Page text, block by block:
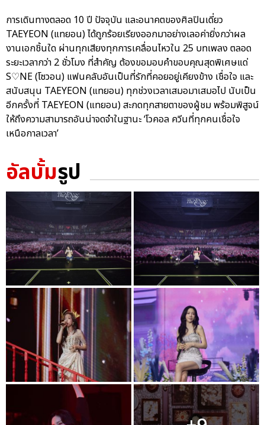
การเดินทางตลอด 10 ปี ปัจจุบัน และอนาคตของศิลปินเดี่ยว
TAEYEON (แทยอน) ได้ถูกร้อยเรียงออกมาอย่างเลอค่ายิ่งกว่าผล
งานเอกชิ้นใด ผ่านทุกเสียงทุกการเคลื่อนไหวใน 25 บทเพลง ตลอด
ระยะเวลากว่า 2 ชั่วโมง ที่สำคัญ ต้องขอมอบคำขอบคุณสุดพิเศษแด่
S♡NE (โซวอน) แฟนคลับอันเป็นที่รักที่คอยอยู่เคียงข้าง เชื่อใจ และ
สนับสนุน TAEYEON (แทยอน) ทุกช่วงเวลาเสมอมาเสมอไป นับเป็น
อีกครั้งที่ TAEYEON (แทยอน) สะกดทุกสายตาของผู้ชม พร้อมพิสูจน์
ให้ถึงความสามารถอันน่าจดจำในฐานะ ‘โวคอล ควีนที่ทุกคนเชื่อใจ
เหนือกาลเวลา’
อัลบั้มรูป